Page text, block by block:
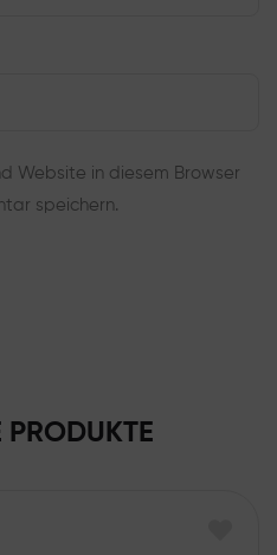
Website in diesem Browser
speichern.
PRODUKTE